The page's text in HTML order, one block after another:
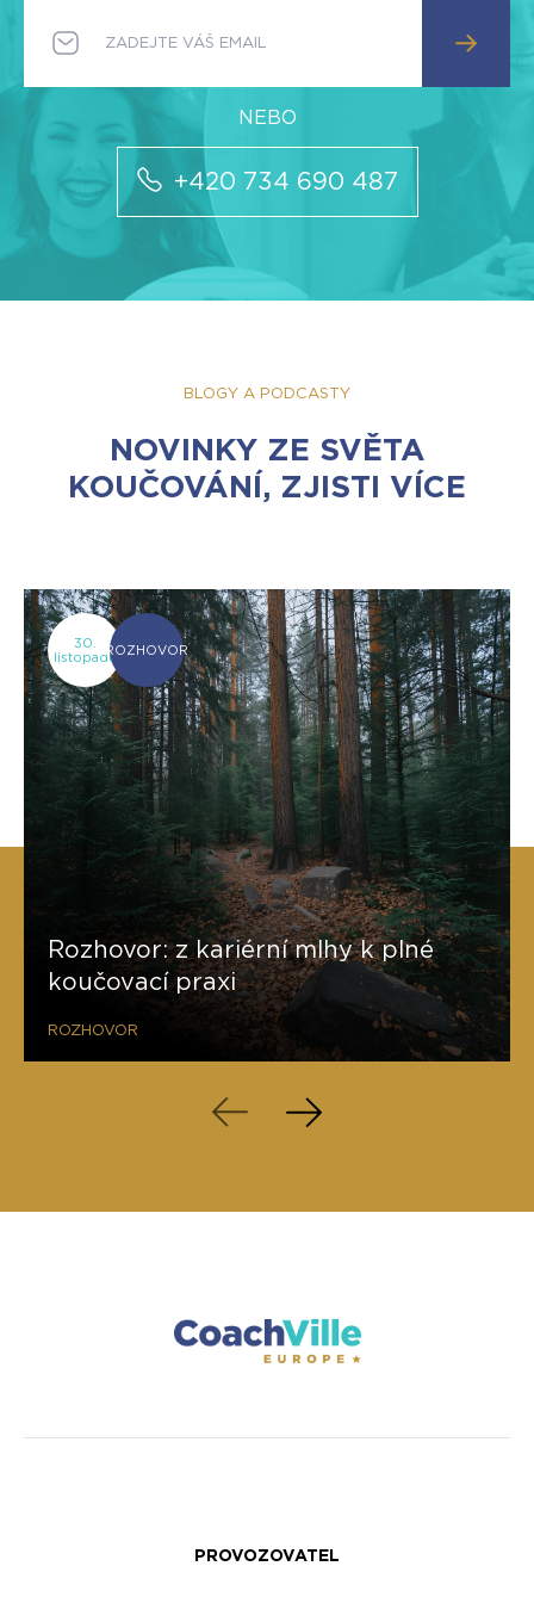
+420 734 690 487
BLOGY A PODCASTY
NOVINKY ZE SVĚTA
KOUČOVÁNÍ, ZJISTI VÍCE
30.
listopaduROZHOVOR
Rozhovor: z kariérní mlhy k plné
koučovací praxi
ROZHOVOR
PROVOZOVATEL